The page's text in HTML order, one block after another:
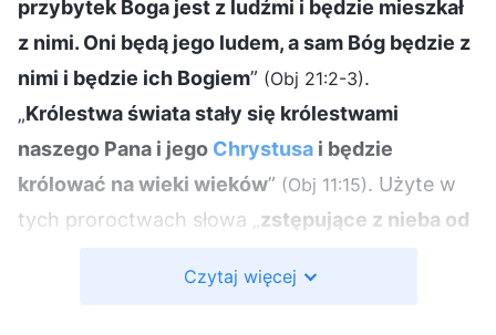
przybytek Boga jest z ludźmi i będzie mieszkał
z nimi. Oni będą jego ludem, a sam Bóg będzie z
nimi i będzie ich Bogiem” (Obj 21:2-3).
„Królestwa świata stały się królestwami
naszego Pana i jego Chrystusa i będzie
królować na wieki wieków” (Obj 11:15). Użyte w
tych proroctwach słowa „ zstępujące z nieba od
Królestwa świata stały się królestwami
Czytaj więcej